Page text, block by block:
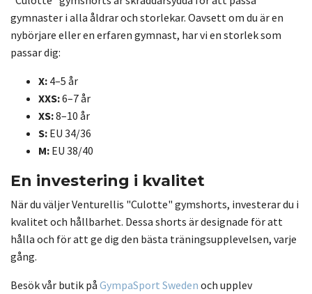
gymnaster i alla åldrar och storlekar. Oavsett om du är en
nybörjare eller en erfaren gymnast, har vi en storlek som
passar dig:
X: 4–5 år
XXS:6–7 år
XS:8–10 år
S: EU 34/36
M: EU 38/40
En investering i kvalitet
När du väljer Venturellis "Culotte" gymshorts, investerar du i
kvalitet och hållbarhet. Dessa shorts är designade för att
hålla och för att ge dig den bästa träningsupplevelsen, varje
gång.
Besök vår butik på GympaSport Sweden och upplev